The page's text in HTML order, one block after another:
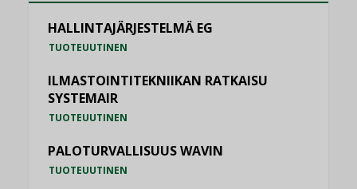
HALLINTAJÄRJESTELMÄ EG
TUOTEUUTINEN
ILMASTOINTITEKNIIKAN RATKAISU
SYSTEMAIR
TUOTEUUTINEN
PALOTURVALLISUUS WAVIN
TUOTEUUTINEN